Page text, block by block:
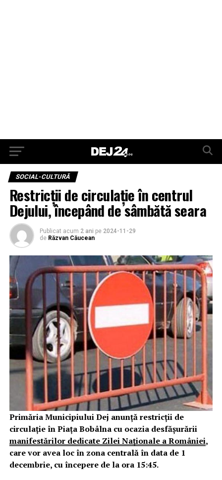
SOCIAL-CULTURĂ
Restricții de circulație în centrul
Dejului, începând de sâmbătă seara
Publicat acum 2 ani pe 2024-11-29
de Răzvan Căucean
Primăria Municipiului Dej anunță restricții de
circulație în Piața Bobâlna cu ocazia desfășurării
manifestărilor dedicate Zilei Naționale a României,
care vor avea loc în zona centrală în data de 1
decembrie, cu începere de la ora 15:45.